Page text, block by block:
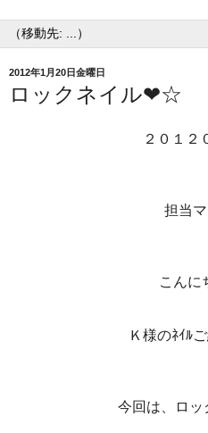
2012年1月20日金曜日
ロックネイル❤☆
２０１２
担当
こんに
Ｋ様のﾈｲﾙ
今回は、ロッ